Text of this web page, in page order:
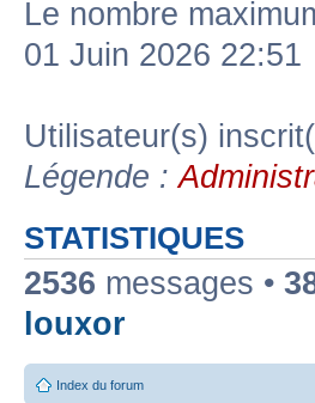
Le nombre
01 Juin 2026 22:51
Utilisateur(s)
Légende :
STATISTIQUES
2536 messages •
louxor
Index du forum